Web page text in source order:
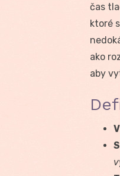
čas
ktoré
ako
aby